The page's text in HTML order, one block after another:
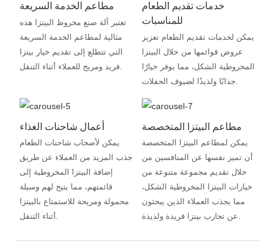
مطاعم الخدمة السريعة
تعتبر آلة صنع مخروط البيتزا هذه
مثالية لمطاعم الخدمة السريعة
التي تتطلع إلى تقديم خيار بيتزا
فريد ومريح للعملاء أثناء التنقل.
خدمات تقديم الطعام
للمناسبات
يمكن لخدمات تقديم الطعام تعزيز
عروض قوائمها من خلال البيتزا
المخروطية الشكل، مما يوفر خيارًا
أعمال شاحنات الغذاء
يمكن لأصحاب شاحنات الطعام
جذب المزيد من العملاء عن طريق
إضافة البيتزا المخروطية إلى
قائمتهم، مما يتيح لهم وسيلة
محمولة ومريحة للاستمتاع بالبيتزا
أثناء التنقل.
مطاعم البيتزا المتخصصة
يمكن لمطاعم البيتزا المتخصصة
أن تميز نفسها عن المنافسين من
خلال تقديم مجموعة متنوعة من
خيارات البيتزا المخروطية الشكل،
مما يجذب العملاء الذين يبحثون
عن تجارب بيتزا فريدة ولذيذة.